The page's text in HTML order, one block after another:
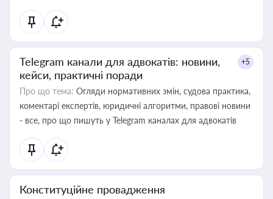
Telegram канали для адвокатів: новини,
кейси, практичні поради
+5
Про що тема: Огляди нормативних змін, судова практика,
коментарі експертів, юридичні алгоритми, правові новини
- все, про що пишуть у Telegram каналах для адвокатів
Конституційне провадження